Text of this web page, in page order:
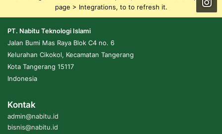
page > Integrations, to to refresh it.
PT. Nabitu Teknologi Islami
Jalan Bumi Mas Raya Blok C4 no. 6
Kelurahan Cikokol, Kecamatan Tangerang
Kota Tangerang 15117
Indonesia
Kontak
admin@nabitu.id
bisnis@nabitu.id